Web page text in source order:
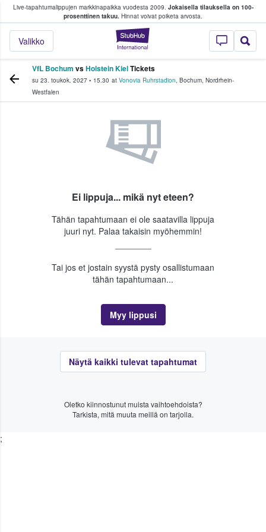
Live-tapahtumalippujen markkinapaikka vuodesta 2009. Jokaisella tilauksella on 100-
prosenttinen takuu. Hinnat voivat poiketa arvosta.
StubHub -
Valikko
fanit ostavat ja myyvät lippuja
VfL Bochum vsHolstein KielTickets
su 23. toukok. 2027 • 15.30 at Vonovia Ruhrstadion, Bochum, Nordrhein-
Westfalen
Ei lippuja... mikä nyt eteen?
Tähän tapahtumaan ei ole saatavilla lippuja
juuri nyt. Palaa takaisin myöhemmin!
Tai jos et jostain syystä pysty osallistumaan
tähän tapahtumaan...
Myy lippusi
Näytä kaikki tulevat tapahtumat
Oletko kiinnostunut muista vaihtoehdoista?
Tarkista, mitä muuta meillä on tarjolla.
;